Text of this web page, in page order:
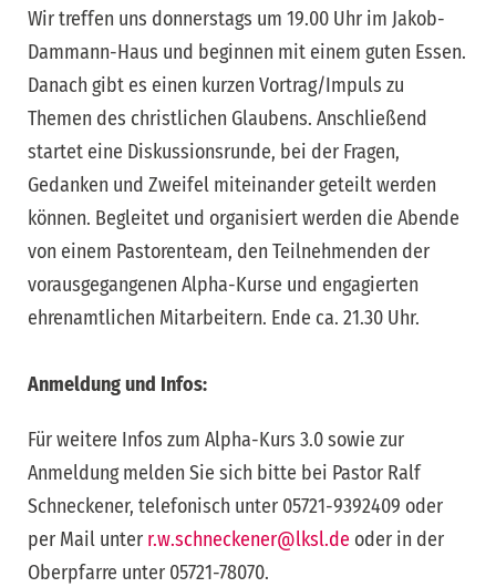
Wir treffen uns donnerstags um 19.00 Uhr im Jakob-
Dammann-Haus und beginnen mit einem guten Essen.
Danach gibt es einen kurzen Vortrag/Impuls zu
Themen des christlichen Glaubens. Anschließend
startet eine Diskussionsrunde, bei der Fragen,
Gedanken und Zweifel miteinander geteilt werden
können. Begleitet und organisiert werden die Abende
von einem Pastorenteam, den Teilnehmenden der
vorausgegangenen Alpha-Kurse und engagierten
ehrenamtlichen Mitarbeitern. Ende ca. 21.30 Uhr.
Anmeldung und Infos:
Für weitere Infos zum Alpha-Kurs 3.0 sowie zur
Anmeldung melden Sie sich bitte bei Pastor Ralf
Schneckener, telefonisch unter 05721-9392409 oder
per Mail unter r.w.schneckener@lksl.de oder in der
Oberpfarre unter 05721-78070.